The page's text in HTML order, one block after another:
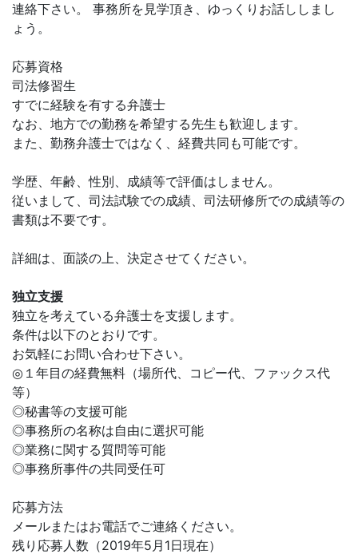
連絡下さい。 事務所を見学頂き、ゆっくりお話ししまし
ょう。
応募資格
司法修習生
すでに経験を有する弁護士
なお、地方での勤務を希望する先生も歓迎します。
また、勤務弁護士ではなく、経費共同も可能です。
学歴、年齢、性別、成績等で評価はしません。
従いまして、司法試験での成績、司法研修所での成績等の
書類は不要です。
詳細は、面談の上、決定させてください。
独立支援
独立を考えている弁護士を支援します。
条件は以下のとおりです。
お気軽にお問い合わせ下さい。
◎１年目の経費無料（場所代、コピー代、ファックス代
等）
◎秘書等の支援可能
◎事務所の名称は自由に選択可能
◎業務に関する質問等可能
◎事務所事件の共同受任可
応募方法
メールまたはお電話でご連絡ください。
残り応募人数（2019年5月1日現在）